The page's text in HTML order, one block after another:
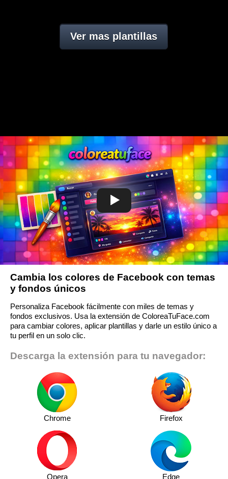
Ver mas plantillas
Cambia los colores de Facebook con temas
y fondos únicos
Personaliza Facebook fácilmente con miles de temas y
fondos exclusivos. Usa la extensión de ColoreaTuFace.com
para cambiar colores, aplicar plantillas y darle un estilo único a
tu perfil en un solo clic.
Descarga la extensión para tu navegador:
Chrome Firefox
Opera Edge